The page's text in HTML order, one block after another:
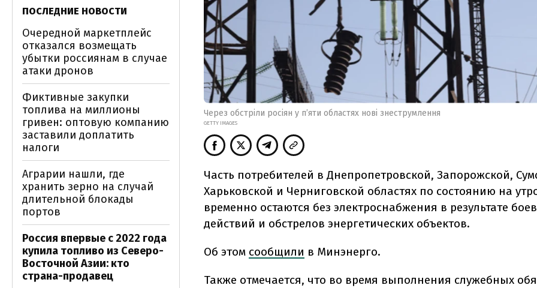
Через обстріли росіян у пʼяти областях нові знеструмлення
GETTY IMAGES
Часть потребителей в Днепропетровской, Запорожской,
Харьковской и Черниговской областях по состоянию на
временно остаются без электроснабжения в результате
действий и обстрелов энергетических объектов.
Об этом сообщили в Минэнерго.
Также отмечается, что во время выполнения служебных
ПОСЛЕДНИЕ НОВОСТИ
Очередной маркетплейс
отказался возмещать
убытки россиянам в случае
атаки дронов
Фиктивные закупки
топлива на миллионы
гривен: оптовую компанию
заставили доплатить
налоги
Аграрии нашли, где
хранить зерно на случай
длительной блокады
портов
Россия впервые с 2022 года
купила топливо из Северо-
Восточной Азии: кто
страна-продавец